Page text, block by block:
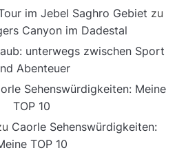
im Jebel Saghro Gebiet zu
Canyon im Dadestal
unterwegs zwischen Sport
Abenteuer
Sehenswürdigkeiten: Meine
TOP 10
Caorle Sehenswürdigkeiten:
TOP 10